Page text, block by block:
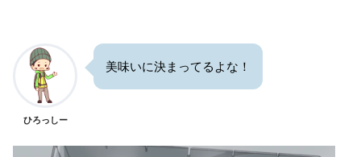
ひろっしー
美味いに決まってるよな！